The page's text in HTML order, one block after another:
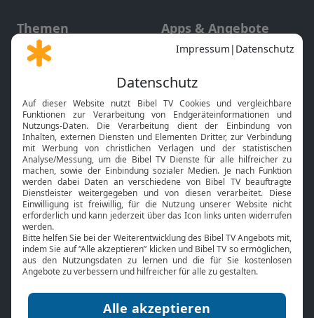
Themen
Gott und Bibel erklärt
Neuigkeiten
Apps & Angebote
Mobile App
Smart TV
HbbTV
Bibelthek Online-Bibel
Nächster Gottesdienst
Bibel TV
Über uns
Jobs
Mediadaten
Service
Kontakt
TV-Empfang